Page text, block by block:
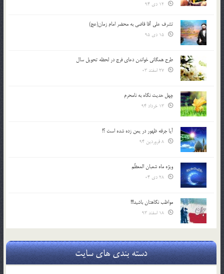
تشرف علي آقا قاضي به محضر امام زمان(عج)
طرح همگانی خواندن دعای فرج در لحظه تحویل سال
چهل حدیث نگاه به نامحرم
آیا جرقه ظهور در یمن زده شده است ؟!
ویژه ماه شعبان المعظّم
مواظب نگاهتان باشید!!!
دسته بندی های سایت